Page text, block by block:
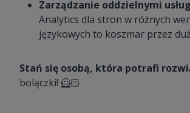
Zarządzanie oddzielnymi
Analytics dla stron w różnych
językowych to koszmar przez
Stań się osobą, która potrafi
bolączki! 🦸🏻